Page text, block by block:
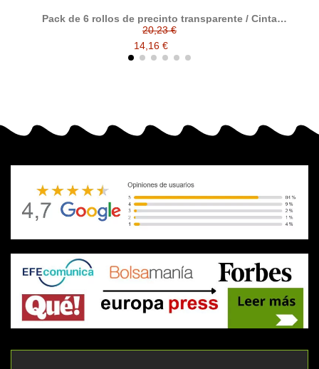
Pack de 6 rollos de precinto transparente / Cinta
adhesiva de polipropileno transparente tamaño 120
metros x 48 ancho
20,23 €
14,16 €